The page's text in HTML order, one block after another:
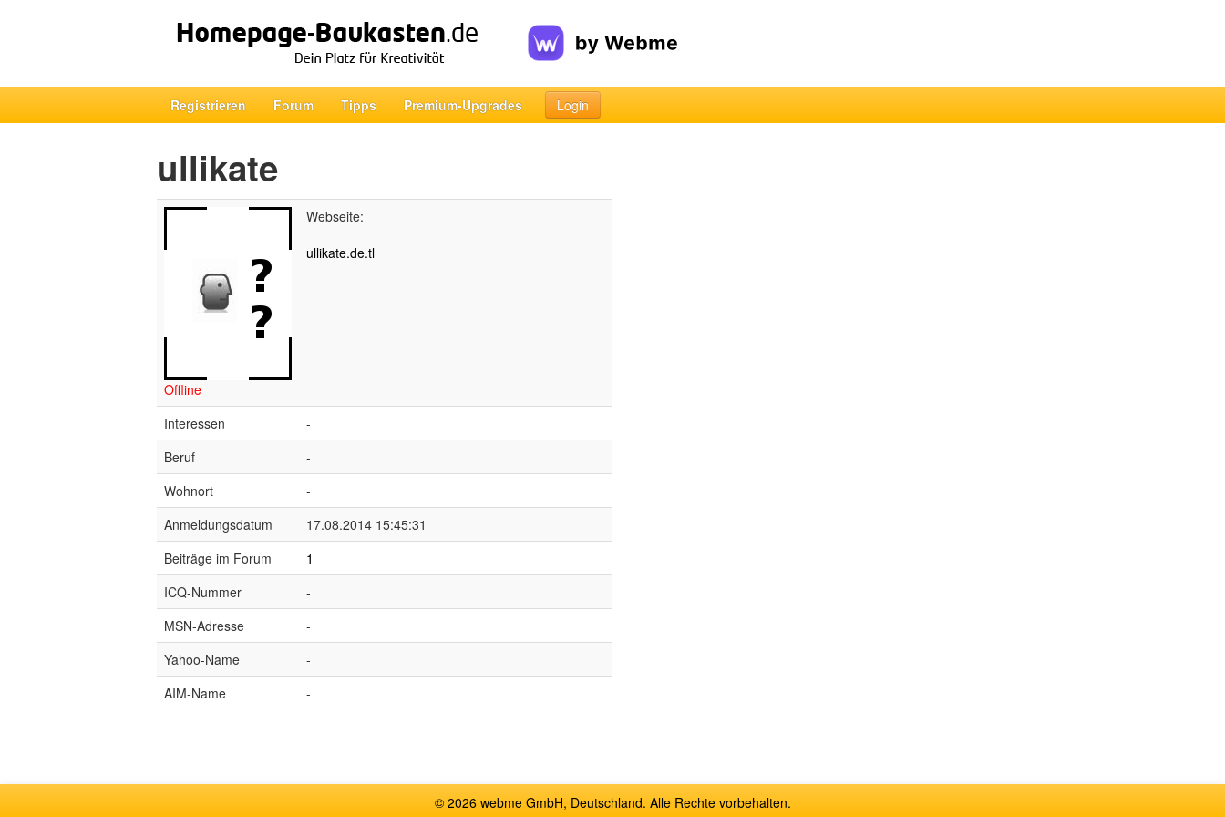
Registrieren Forum Tipps Premium-Upgrades Login
ullikate
Offline
Webseite:
ullikate.de.tl
Interessen
-
Beruf
-
Wohnort
-
Anmeldungsdatum
17.08.2014 15:45:31
Beiträge im Forum
1
ICQ-Nummer
-
MSN-Adresse
-
Yahoo-Name
-
AIM-Name
-
© 2026 webme GmbH, Deutschland. Alle Rechte vorbehalten.